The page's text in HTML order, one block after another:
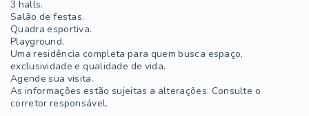
3 halls.
Salão de festas.
Quadra esportiva.
Playground.
Uma residência completa para quem busca espaço,
exclusividade e qualidade de vida.
Agende sua visita.
As informações estão sujeitas a alterações. Consulte o
corretor responsável.